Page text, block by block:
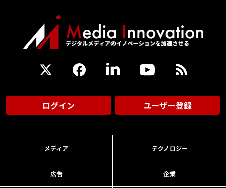
ログイン ユーザー登録
メディア テクノロジー
広告 企業